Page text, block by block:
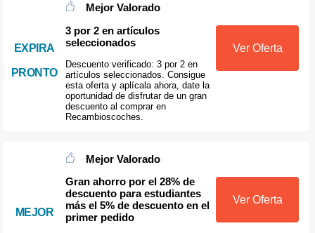
EXPIRA
PRONTO
Mejor Valorado
3 por 2 en artículos
seleccionados
Descuento verificado: 3 por 2 en
artículos seleccionados. Consigue
esta oferta y aplícala ahora, date la
oportunidad de disfrutar de un gran
descuento al comprar en
Recambioscoches.
Ver Oferta
MEJOR
Mejor Valorado
Gran ahorro por el 28% de
descuento para estudiantes
más el 5% de descuento en el
primer pedido
Ver Oferta